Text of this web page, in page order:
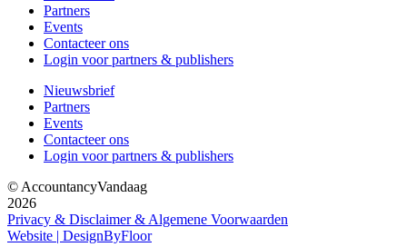
Partners
Events
Contacteer ons
Login voor partners & publishers
Nieuwsbrief
Partners
Events
Contacteer ons
Login voor partners & publishers
© AccountancyVandaag
2026
Privacy & Disclaimer & Algemene Voorwaarden
Website | DesignByFloor